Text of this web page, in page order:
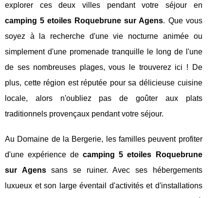
explorer ces deux villes pendant votre séjour en
camping 5 etoiles Roquebrune sur Agens. Que vous
soyez à la recherche d'une vie nocturne animée ou
simplement d'une promenade tranquille le long de l'une
de ses nombreuses plages, vous le trouverez ici ! De
plus, cette région est réputée pour sa délicieuse cuisine
locale, alors n'oubliez pas de goûter aux plats
traditionnels provençaux pendant votre séjour.
Au Domaine de la Bergerie, les familles peuvent profiter
d'une expérience decamping 5 etoiles Roquebrune
sur Agenssans se ruiner. Avec ses hébergements
luxueux et son large éventail d'activités et d'installations